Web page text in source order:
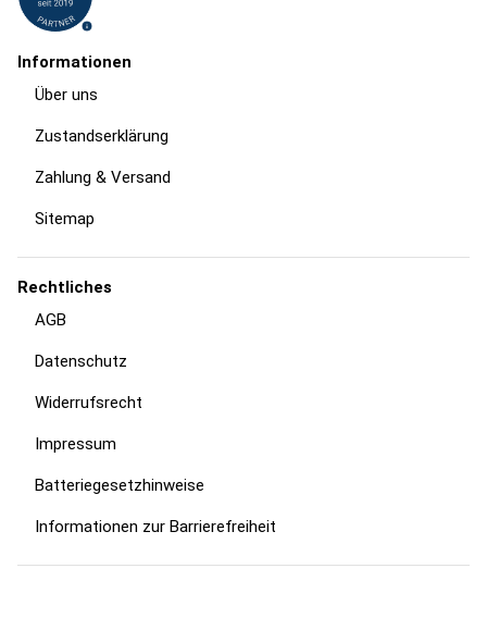
Informationen
Über uns
Zustandserklärung
Zahlung & Versand
Sitemap
Rechtliches
AGB
Datenschutz
Widerrufsrecht
Impressum
Batteriegesetzhinweise
Informationen zur Barrierefreiheit